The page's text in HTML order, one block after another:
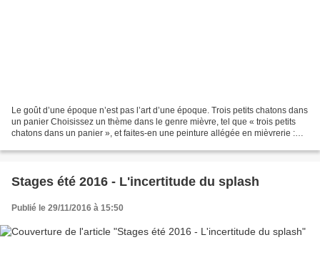
Le goût d’une époque n’est pas l’art d’une époque. Trois petits chatons dans
un panier Choisissez un thème dans le genre mièvre, tel que « trois petits
chatons dans un panier », et faites-en une peinture allégée en mièvrerie :
Stages été 2016 - L'incertitude du splash
Publié le 29/11/2016 à 15:50